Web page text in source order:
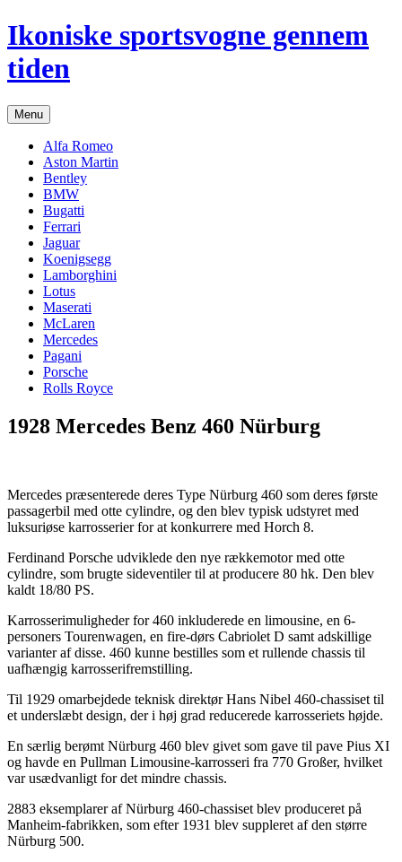
Hop
til
indhold
Ikoniske sportsvogne gennem
tiden
Menu
Alfa Romeo
Aston Martin
Bentley
BMW
Bugatti
Ferrari
Jaguar
Koenigsegg
Lamborghini
Lotus
Maserati
McLaren
Mercedes
Pagani
Porsche
Rolls Royce
1928 Mercedes Benz 460 Nürburg
Mercedes præsenterede deres Type Nürburg 460 som deres første
passagerbil med otte cylindre, og den blev typisk udstyret med
luksuriøse karrosserier for at konkurrere med Horch 8.
Ferdinand Porsche udviklede den nye rækkemotor med otte
cylindre, som brugte sideventiler til at producere 80 hk. Den blev
kaldt 18/80 PS.
Karrosserimuligheder for 460 inkluderede en limousine, en 6-
personers Tourenwagen, en fire-dørs Cabriolet D samt adskillige
varianter af disse. 460 kunne bestilles som et rullende chassis til
uafhængig karrosserifremstilling.
Til 1929 omarbejdede teknisk direktør Hans Nibel 460-chassiset til
et underslæbt design, der i høj grad reducerede karrosseriets højde.
En særlig berømt Nürburg 460 blev givet som gave til pave Pius XI
og havde en Pullman Limousine-karrosseri fra 770 Großer, hvilket
var usædvanligt for det mindre chassis.
2883 eksemplarer af Nürburg 460-chassiset blev produceret på
Manheim-fabrikken, som efter 1931 blev suppleret af den større
Nürburg 500.